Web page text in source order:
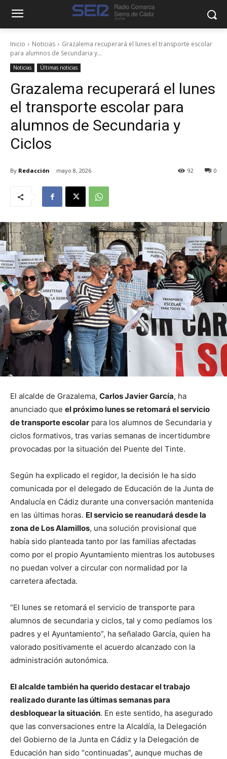
Inicio Noticias
Grazalema recuperará el lunes el transporte escolar
para alumnos de Secundaria y...
Noticias Últimas noticias
Grazalema recuperará el lunes
el transporte escolar para
alumnos de Secundaria y
Ciclos
By Redacción mayo 8, 2026 0
92
El alcalde de Grazalema, Carlos Javier García, ha
anunciado que el próximo lunes se retomará el servicio
de transporte escolar para los alumnos de Secundaria y
ciclos formativos, tras varias semanas de incertidumbre
provocadas por la situación del Puente del Tinte.
Según ha explicado el regidor, la decisión le ha sido
comunicada por el delegado de Educación de la Junta de
Andalucía en Cádiz durante una conversación mantenida
en las últimas horas. El servicio se reanudará desde la
zona de Los Alamillos, una solución provisional que
había sido planteada tanto por las familias afectadas
como por el propio Ayuntamiento mientras los autobuses
no puedan volver a circular con normalidad por la
carretera afectada.
“El lunes se retomará el servicio de transporte para
alumnos de secundaria y ciclos, tal y como pedíamos los
padres y el Ayuntamiento”, ha señalado García, quien ha
valorado positivamente el acuerdo alcanzado con la
administración autonómica.
El alcalde también ha querido destacar el trabajo
realizado durante las últimas semanas para
desbloquear la situación. En este sentido, ha asegurado
que las conversaciones entre la Alcaldía, la Delegación
del Gobierno de la Junta en Cádiz y la Delegación de
Educación han sido “continuadas”, aunque muchas de